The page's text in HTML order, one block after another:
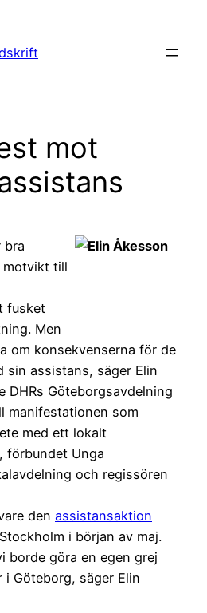
mot
bra
motvikt till
fusket
Men
om konsekvenserna för de
sin assistans, säger Elin
DHRs Göteborgsavdelning
manifestationen som
med ett lokalt
förbundet Unga
och regissören
den assistansaktion
i början av maj.
borde göra en egen grej
Göteborg, säger Elin